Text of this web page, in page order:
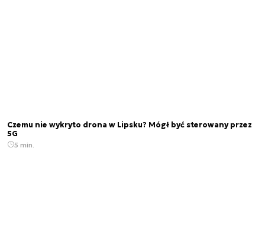
Czemu nie wykryto drona w Lipsku? Mógł być sterowany przez
5G
5 min.